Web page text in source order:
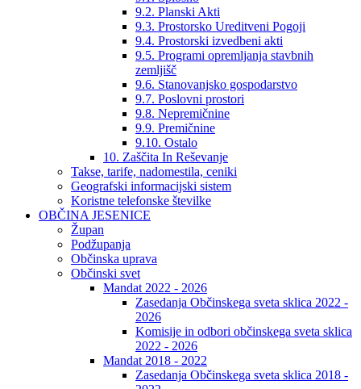
9.2. Planski Akti
9.3. Prostorsko Ureditveni Pogoji
9.4. Prostorski izvedbeni akti
9.5. Programi opremljanja stavbnih
zemljišč
9.6. Stanovanjsko gospodarstvo
9.7. Poslovni prostori
9.8. Nepremičnine
9.9. Premičnine
9.10. Ostalo
10. Zaščita In Reševanje
Takse, tarife, nadomestila, ceniki
Geografski informacijski sistem
Koristne telefonske številke
OBČINA JESENICE
Župan
Podžupanja
Občinska uprava
Občinski svet
Mandat 2022 - 2026
Zasedanja Občinskega sveta sklica 2022 -
2026
Komisije in odbori občinskega sveta sklica
2022 - 2026
Mandat 2018 - 2022
Zasedanja Občinskega sveta sklica 2018 -